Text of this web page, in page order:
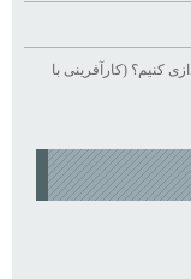
کنیم؟ (کارآفرینی با